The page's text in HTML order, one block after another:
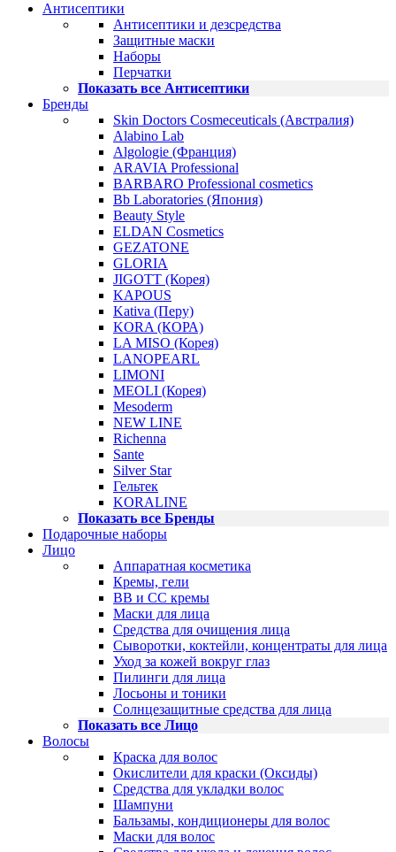
Антисептики
Антисептики и дезсредства
Защитные маски
Наборы
Перчатки
Показать все Антисептики
Бренды
Skin Doctors Cosmeceuticals (Австралия)
Alabino Lab
Algologie (Франция)
ARAVIA Professional
BARBARO Professional cosmetics
Bb Laboratories (Япония)
Beauty Style
ELDAN Cosmetics
GEZATONE
GLORIA
JIGOTT (Корея)
KAPOUS
Kativa (Перу)
KORA (КОРА)
LA MISO (Корея)
LANOPEARL
LIMONI
MEOLI (Корея)
Mesoderm
NEW LINE
Richenna
Sante
Silver Star
Гельтек
KORALINE
Показать все Бренды
Подарочные наборы
Лицо
Аппаратная косметика
Кремы, гели
BB и CC кремы
Маски для лица
Средства для очищения лица
Сыворотки, коктейли, концентраты для лица
Уход за кожей вокруг глаз
Пилинги для лица
Лосьоны и тоники
Солнцезащитные средства для лица
Показать все Лицо
Волосы
Краска для волос
Окислители для краски (Оксиды)
Средства для укладки волос
Шампуни
Бальзамы, кондиционеры для волос
Маски для волос